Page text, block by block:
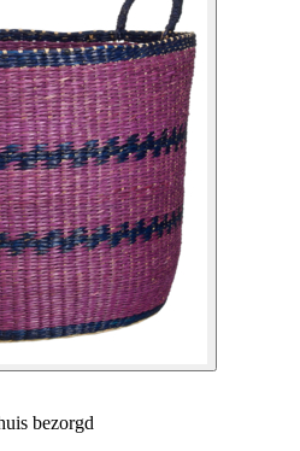
bezorgd